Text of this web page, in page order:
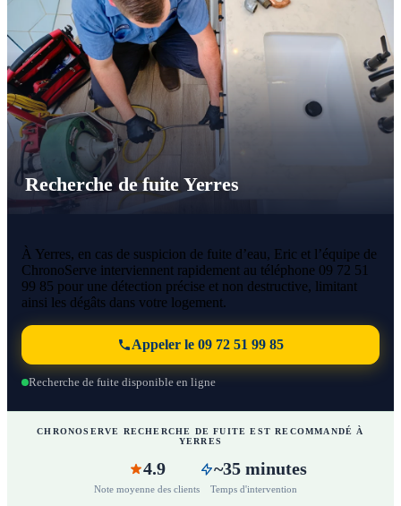
Recherche de fuite Yerres
À Yerres, en cas de suspicion de fuite d’eau, Eric et l’équipe de
ChronoServe interviennent rapidement au téléphone 09 72 51
99 85 pour une détection précise et non destructive, limitant
ainsi les dégâts dans votre logement.
Appeler le 09 72 51 99 85
Recherche de fuite disponible en ligne
CHRONOSERVE RECHERCHE DE FUITE EST RECOMMANDÉ À
YERRES
4.9
Note moyenne des clients
~35 minutes
Temps d'intervention